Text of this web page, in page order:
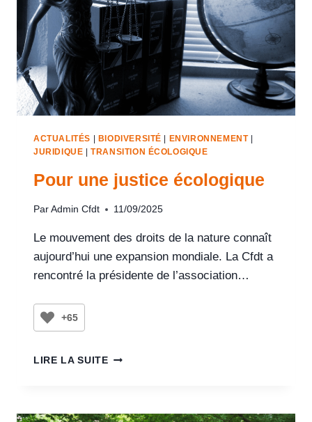
ACTUALITÉS | BIODIVERSITÉ | ENVIRONNEMENT|
JURIDIQUE |TRANSITION ÉCOLOGIQUE
Pour une justice écologique
Par Admin Cfdt 11/09/2025
Le mouvement des droits de la nature connaît
aujourd’hui une expansion mondiale. La Cfdt a
rencontré la présidente de l’association…
+65
LIRE LA SUITE